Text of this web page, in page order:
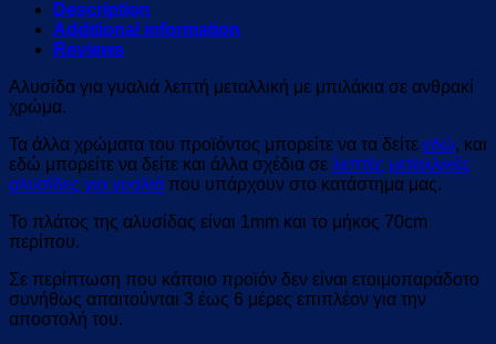
Description
Additional information
Reviews
Αλυσίδα για γυαλιά λεπτή μεταλλική με μπιλάκια σε ανθρακί
χρώμα.
Τα άλλα χρώματα του προϊόντος μπορείτε να τα δείτε εδώ, και
εδώ μπορείτε να δείτε και άλλα σχέδια σε λεπτές μεταλλικές
αλυσίδες για γυαλιά που υπάρχουν στο κατάστημα μας.
Το πλάτος της αλυσίδας είναι 1mm και το μήκος 70cm
περίπου.
Σε περίπτωση που κάποιο προϊόν δεν είναι ετοιμοπαράδοτο
συνήθως απαιτούνται 3 έως 6 μέρες επιπλέον για την
αποστολή του.